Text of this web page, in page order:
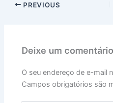
PREVIOUS
Deixe um comentário
O seu endereço de e-mail
Campos obrigatórios são